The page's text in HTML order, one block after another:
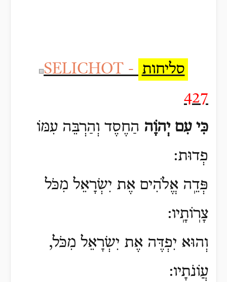
SELICHOT - סליחות
427
כִּי עִם יְהוָֹה הַחֶסֶד וְהַרְבֵּה עִמּוֹ
פְדוּת:
פְּדֵֽה אֱלֹהִים אֶת יִשְׂרָאֵל מִכֹּל
צָרֽוֹתָֽיו:
וְהוּא יִפְדֶּה אֶת יִשְׂרָאֵל מִכֹּל,
עֲוֹנֹתָיו: